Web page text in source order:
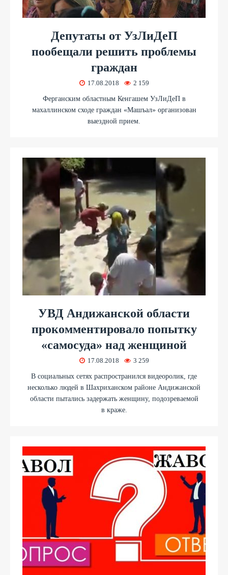
Депутаты от УзЛиДеП
пообещали решить проблемы
граждан
17.08.2018 2 159
Ферганским областным Кенгашем УзЛиДеП в
махаллинском сходе граждан «Машъал» организован
выездной прием.
УВД Андижанской области
прокомментировало попытку
«самосуда» над женщиной
17.08.2018 3 259
В социальных сетях распространился видеоролик, где
несколько людей в Шахриханском районе Андижанской
области пытались задержать женщину, подозреваемой
в краже.